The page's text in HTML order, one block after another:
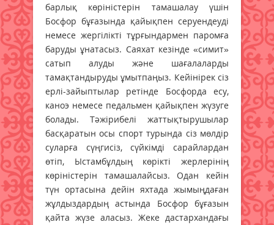
барлық көріністерін тамашалау үшін
Босфор бұғазында қайықпен серуендеуді
немесе жергілікті тұрғындармен паромға
баруды ұнатасыз. Саяхат кезінде «симит»
сатып алуды және шағалаларды
тамақтандыруды ұмытпаңыз. Кейінірек сіз
ерлі-зайыптылар ретінде Босфорда есу,
каноэ немесе педальмен қайықпен жүзуге
болады. Тәжірибелі жаттықтырушылар
басқаратын осы спорт турында сіз мөлдір
суларға сүңгисіз, сүйкімді сарайлардан
өтіп, Ыстамбұлдың көрікті жерлерінің
көріністерін тамашалайсыз. Одан кейін
түн ортасына дейін яхтада жымыңдаған
жұлдыздардың астында Босфор бұғазын
қайта жүзе аласыз. Жеке дастархандағы